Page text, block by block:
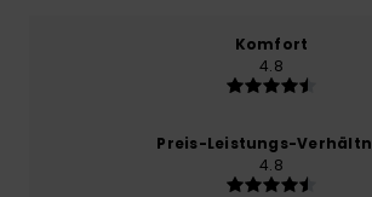
Komfort
4.8
Preis-Leistungs-
4.8